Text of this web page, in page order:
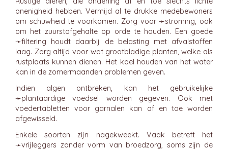
onenigheid hebben. Vermijd al te drukke medebewoners
om schuwheid te voorkomen. Zorg voor ➛stroming, ook
om het zuurstofgehalte op orde te houden. Een goede
➛filtering houdt daarbij de belasting met afvalstoffen
laag. Zorg altijd voor wat grootbladige planten, welke als
rustplaats kunnen dienen. Het koel houden van het water
kan in de zomermaanden problemen geven.
Indien algen ontbreken, kan het gebruikelijke
➛plantaardige voedsel worden gegeven. Ook met
voedertabletten voor garnalen kan af en toe worden
afgewisseld.
Enkele soorten zijn nagekweekt. Vaak betreft het
➛vrijleggers zonder vorm van broedzorg, soms zijn de